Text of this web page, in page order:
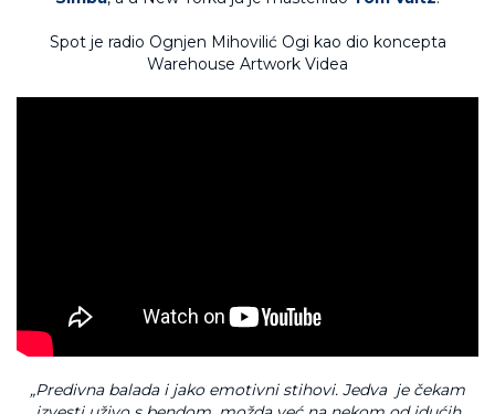
Spot je radio Ognjen Mihovilić Ogi kao dio koncepta
Warehouse Artwork Videa
„Predivna balada i jako emotivni stihovi. Jedva je čekam